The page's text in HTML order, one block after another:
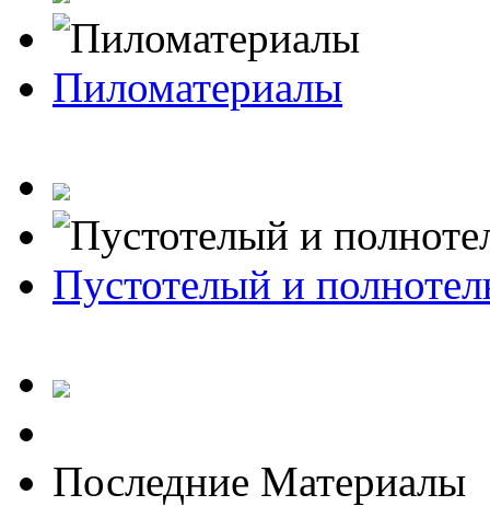
Пиломатериалы
Пустотелый и
Последние Материалы